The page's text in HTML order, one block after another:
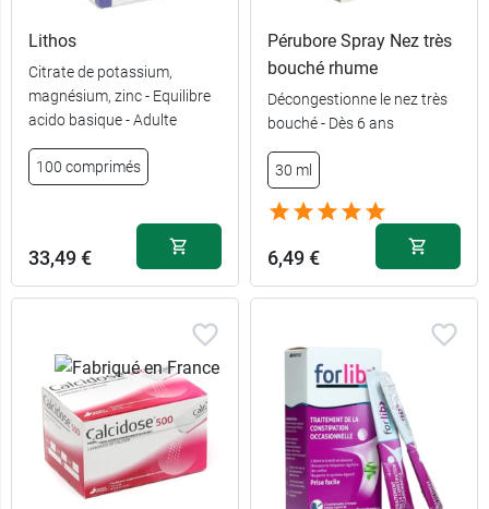
10 capsules 2,99 €
Lithos
Citrate de potassium,
magnésium, zinc - Equilibre
acido basique - Adulte
100 comprimés
33,49 €
Pérubore Spray Nez très
bouché rhume
Décongestionne le nez très
bouché - Dès 6 ans
30 ml
6,49 €